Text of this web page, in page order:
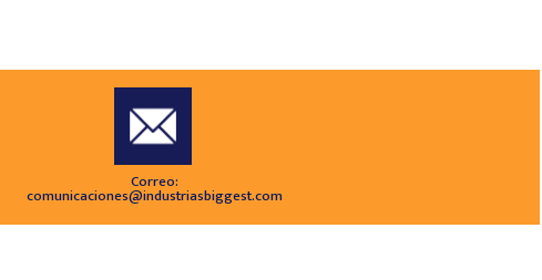
Correo:
comunicaciones@industriasbiggest.com